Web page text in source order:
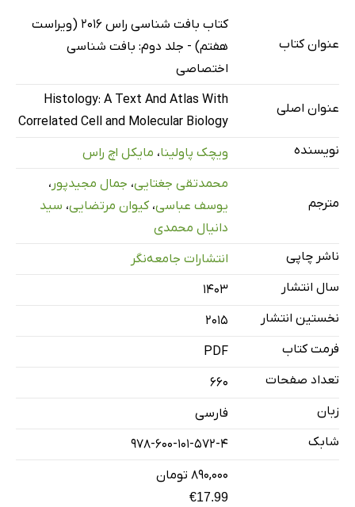
سلول‌های دستگاه ایمنی
بافت‌ها و ارگان‌های لنفاوی
مروری بر دستگاه پوششی
لایه‌های پوست
سلول‌های اپی‌درم
دندان‌ها و ساختارهای پشتیبان
غدد بزاقی
17. دستگاه گوارش - 2: مری و دستگاه معده‌ای - روده‌ای
معده
روده کوچک
عنوان کتاب
کتاب بافت شناسی راس 2016 (ویراست
هفتم) - جلد دوم: بافت شناسی
اختصاصی
عنوان اصلی
Histology: A Text And Atlas With
Correlated Cell and Molecular Biology
نویسنده
ویچک پاولینا، مایکل اچ راس
مترجم
محمدتقی جغتایی، جمال مجیدپور ،
یوسف عباسی،کیوان مرتضایی، سید
دانیال محمدی
ناشر چاپی
انتشارات جامعه‌نگر
سال انتشار
۱۴۰۳
نخستین انتشار
2015
فرمت کتاب
PDF
تعداد صفحات
660
زبان
فارسی
شابک
978-600-101-572-4
۸۹۰,۰۰۰ تومان
€17.99